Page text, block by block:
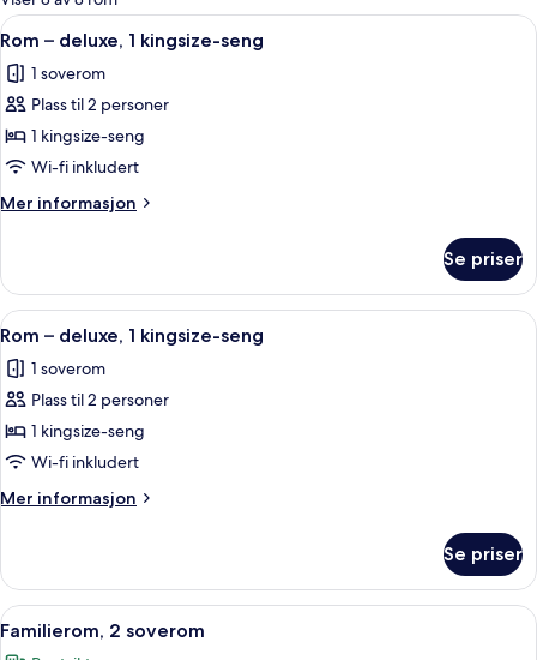
rom
Åpne
alle
bildene
av
Rom
–
deluxe,
1
seng
Sengetøy av topp kvalitet, dundyner
45
Rom – deluxe, 1 kingsize-seng
1 soverom
Plass til 2 personer
1 kingsize-seng
Wi-fi inkludert
Mer informasjon
Mer
–
deluxe,
1
seng
Se priser
Åpne
alle
bildene
av
Rom
–
deluxe,
1
seng
50
Rom – deluxe, 1 kingsize-seng
1 soverom
Plass til 2 personer
1 kingsize-seng
Wi-fi inkludert
Mer informasjon
Mer
–
deluxe,
1
Se priser
Åpne
alle
Sengetøy av topp kvalitet, dundyner
50
Familierom, 2 soverom